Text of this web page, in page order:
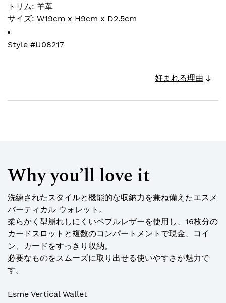
トリム: 羊革
サイズ: W19cm x H9cm x D2.5cm
Style #U08217
好まれる理由
Why you’ll love it
洗練されたスタイルと機能的な収納力を兼ね備えたエスメ
バーティカル ウォレット。
柔らかく型崩れしにくいペブルレザーを使用し、16枚分の
カードスロットと複数のコンパートメントで現金、コイ
ン、カードをすっきり収納。
必要なものをスムーズに取り出せる使いやすさが魅力で
す。
Esme Vertical Wallet